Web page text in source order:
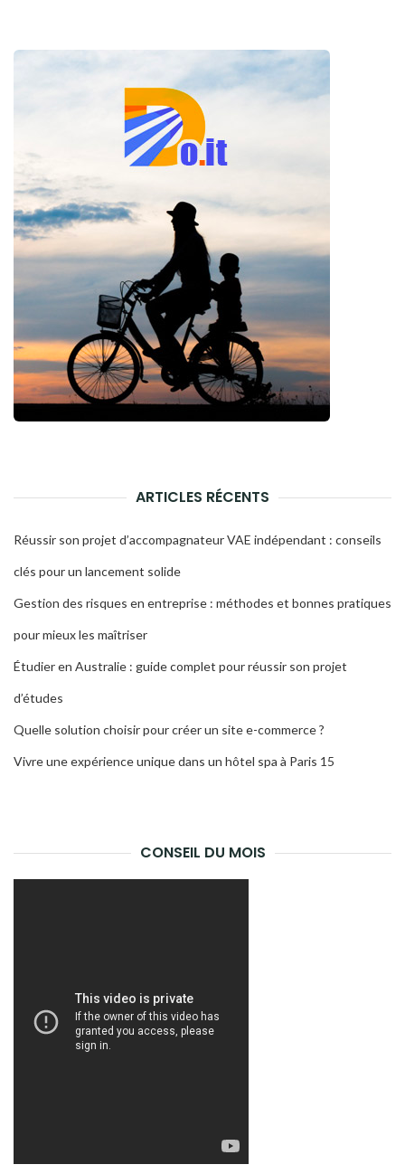
ARTICLES
ARTICLES RÉCENTS
Réussir son projet d’accompagnateur VAE indépendant : conseils
clés pour un lancement solide
Gestion des risques en entreprise : méthodes et bonnes pratiques
pour mieux les maîtriser
Étudier en Australie : guide complet pour réussir son projet
d’études
Quelle solution choisir pour créer un site e-commerce ?
Vivre une expérience unique dans un hôtel spa à Paris 15
CONSEIL DU MOIS